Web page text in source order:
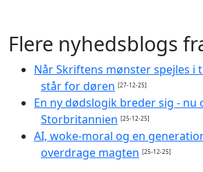
Flere nyhedsblogs
Når Skriftens mønster spejles i
står for døren [27-12-25]
En ny dødslogik breder sig - nu
Storbritannien [25-12-25]
AI, woke-moral og en
overdrage magten [25-12-25]